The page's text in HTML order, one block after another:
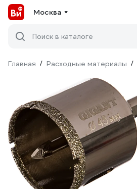
Москва
Поиск в каталоге
Главная / Расходные материалы /